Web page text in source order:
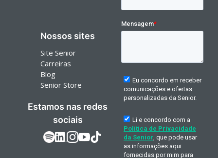
Nossos sites
Site Senior
Carreiras
Blog
Senior Store
Estamos nas redes
sociais